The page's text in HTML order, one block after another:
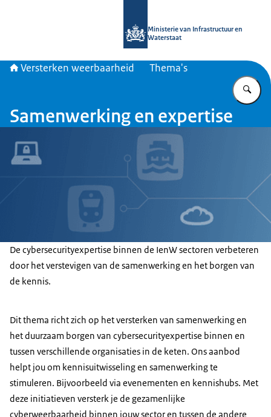
Ministerie van Infrastructuur en
Waterstaat
Versterken weerbaarheid Thema's
Samenwerking en expertise
De cybersecurityexpertise binnen de IenW sectoren verbeteren
door het verstevigen van de samenwerking en het borgen van
de kennis.
Dit thema richt zich op het versterken van samenwerking en
het duurzaam borgen van cybersecurityexpertise binnen en
tussen verschillende organisaties in de keten. Ons aanbod
helpt jou om kennisuitwisseling en samenwerking te
stimuleren. Bijvoorbeeld via evenementen en kennishubs. Met
deze initiatieven versterk je de gezamenlijke
cyberweerbaarheid binnen jouw sector en tussen de andere